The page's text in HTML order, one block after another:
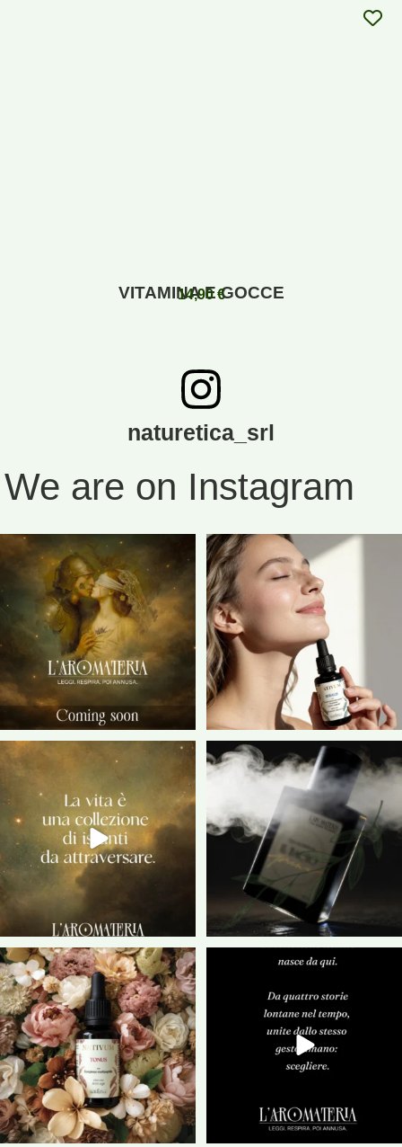
VITAMINA E GOCCE
14,90€
naturetica_srl
We are on Instagram
“C`è un momento in cui il mondo
sembra trattenere
15 0
IDRALIS, della nostra nuova linea
NATIVUM, è un
21
L`Aromateria - Leggi.Respira.Poi
annusa.
26 0
Ci sono istanti che non hanno bisogno
di essere...
23 0
Vi presentiamo NATIVUM la nostra
nuova Linea di...
40 3
COMING SOON
41 2